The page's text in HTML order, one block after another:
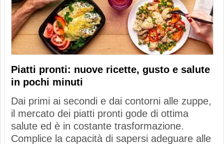
Piatti pronti: nuove ricette, gusto e salute
in pochi minuti
Dai primi ai secondi e dai contorni alle zuppe,
il mercato dei piatti pronti gode di ottima
salute ed è in costante trasformazione.
Complice la capacità di sapersi adeguare alle